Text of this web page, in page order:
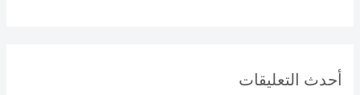
أحدث التعليقات